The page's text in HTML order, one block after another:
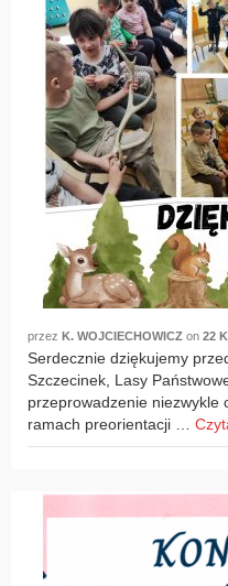
przez K. WOJCIECHOWICZ on 22
Serdecznie dziękujemy
Szczecinek, Lasy
przeprowadzenie niezwykle
ramach preorientacji …